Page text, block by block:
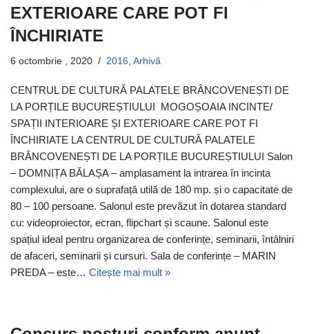
EXTERIOARE CARE POT FI
ÎNCHIRIATE
6 octombrie , 2020 2016 Arhivă
CENTRUL DE CULTURĂ PALATELE BRÂNCOVENEȘTI DE
LA PORȚILE BUCUREȘTIULUI MOGOȘOAIA INCINTE/
SPAȚII INTERIOARE ȘI EXTERIOARE CARE POT FI
ÎNCHIRIATE LA CENTRUL DE CULTURĂ PALATELE
BRÂNCOVENEȘTI DE LA PORȚILE BUCUREȘTIULUI Salon
– DOMNIȚA BĂLAȘA – amplasament la intrarea în incinta
complexului, are o suprafață utilă de 180 mp. și o capacitate de
80 – 100 persoane. Salonul este prevăzut în dotarea standard
cu: videoproiector, ecran, flipchart și scaune. Salonul este
spațiul ideal pentru organizarea de conferințe, seminarii, întâlniri
de afaceri, seminarii și cursuri. Sala de conferințe – MARIN
PREDA – este… Citește mai mult »